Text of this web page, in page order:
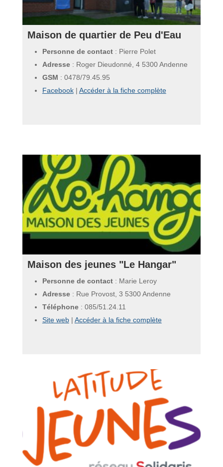
Maison de quartier de Peu d'Eau
Personne de contact: Pierre Polet
Adresse: Roger Dieudonné, 4 5300 Andenne
GSM : 0478/79.45.95
Facebook| Accéder à la fiche complète
Maison des jeunes "Le Hangar"
Personne de contact: Marie Leroy
Adresse: Rue Provost, 3 5300 Andenne
Téléphone: 085/51.24.11
Site web| Accéder à la fiche complète